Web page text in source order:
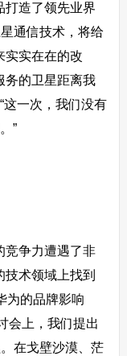
打造了领先业界
通信技术，将给
实实在在的改
务的卫星距离我
这一次，我们没有
”
竞争力遭遇了非
术领域上找到
为的品牌影响
会上，我们提出
在戈壁沙漠、茫